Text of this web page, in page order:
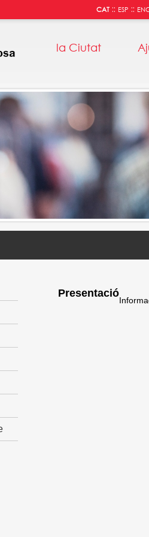
CAT:: ESP ::
la Ciutat
Presentació